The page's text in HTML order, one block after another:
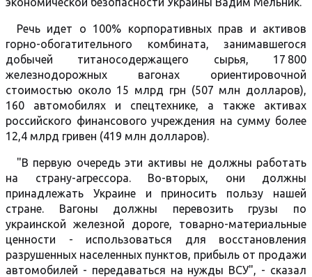
Речь идет о 100% корпоративных прав и активов
горно-обогатительного комбината, занимавшегося
добычей титаносодержащего сырья, 17 800
железнодорожных вагонах ориентировочной
стоимостью около 15 млрд грн (507 млн долларов),
160 автомобилях и спецтехнике, а также активах
российского финансового учреждения на сумму более
12,4 млрд гривен (419 млн долларов).
"В первую очередь эти активы не должны работать
на страну-агрессора. Во-вторых, они должны
принадлежать Украине и приносить пользу нашей
стране. Вагоны должны перевозить грузы по
украинской железной дороге, товарно-материальные
ценности - использоваться для восстановления
разрушенных населенных пунктов, прибыль от продажи
автомобилей - передаваться на нужды ВСУ", - сказал